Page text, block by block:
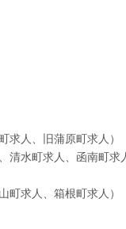
人、旧蒲原町求人）
水町求人、函南町
求人、箱根町求人）